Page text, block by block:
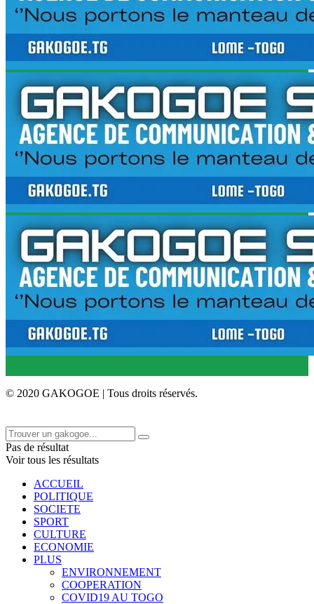
© 2020 GAKOGOE | Tous droits réservés.
Pas de résultat
Voir tous les résultats
ACCUEIL
POLITIQUE
SOCIETE
SPORT
CULTURE
ECONOMIE
PLUS
ENVIRONNEMENT
COOPERATION
COVID19 AU TOGO